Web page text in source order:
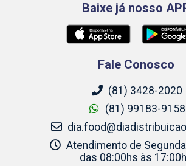
Baixe já nosso
Fale Conosco
(81) 3428-2020
(81) 99183-9158
Atendimento de
das 08:00hs às